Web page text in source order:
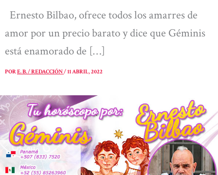
Ernesto Bilbao, ofrece todos los amarres de
amor por un precio barato y dice que Géminis
está enamorado de […]
PORE. B. / REDACCIÓN/11 ABRIL, 2022